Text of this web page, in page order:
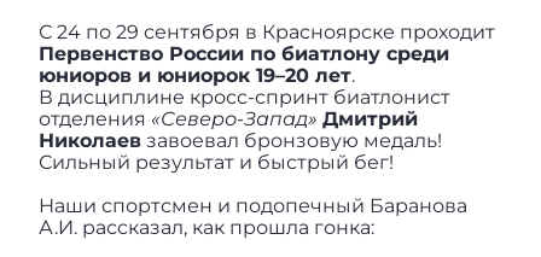
С 24 по 29 сентября в Красноярске проходит
Первенство России по биатлону среди
юниоров и юниорок 19–20 лет.
В дисциплине кросс-спринт биатлонист
отделения «Северо-Запад» Дмитрий
Николаевзавоевал бронзовую медаль!
Сильный результат и быстрый бег!
Наши спортсмен и подопечный Баранова
А.И. рассказал, как прошла гонка: